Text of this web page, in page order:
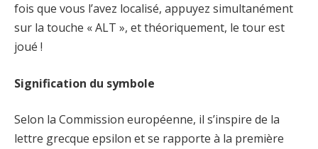
fois que vous l’avez localisé, appuyez simultanément
sur la touche « ALT », et théoriquement, le tour est
joué !
Signification du symbole
Selon la Commission européenne, il s’inspire de la
lettre grecque epsilon et se rapporte à la première